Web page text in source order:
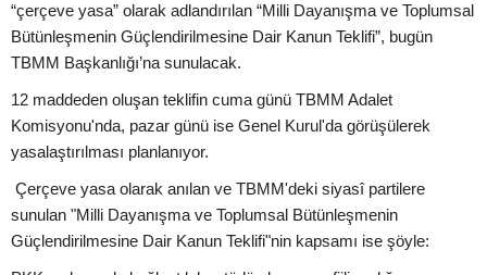
“çerçeve yasa” olarak adlandırılan “Milli Dayanışma ve Toplumsal
Bütünleşmenin Güçlendirilmesine Dair Kanun Teklifi”, bugün
TBMM Başkanlığı’na sunulacak.
12 maddeden oluşan teklifin cuma günü TBMM Adalet
Komisyonu'nda, pazar günü ise Genel Kurul'da görüşülerek
yasalaştırılması planlanıyor.
Çerçeve yasa olarak anılan ve TBMM'deki siyasî partilere
sunulan "Milli Dayanışma ve Toplumsal Bütünleşmenin
Güçlendirilmesine Dair Kanun Teklifi"nin kapsamı ise şöyle: